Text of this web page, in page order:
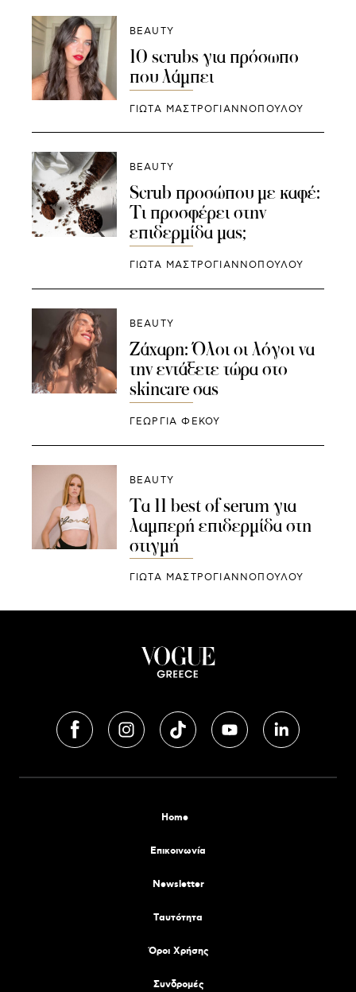
BEAUTY
10 scrubs για πρόσωπο
που λάμπει
ΓΙΩΤΑ ΜΑΣΤΡΟΓΙΑΝΝΟΠΟΥΛΟΥ
BEAUTY
Scrub προσώπου με καφέ:
Τι προσφέρει στην
επιδερμίδα μας;
ΓΙΩΤΑ ΜΑΣΤΡΟΓΙΑΝΝΟΠΟΥΛΟΥ
BEAUTY
Ζάχαρη: Όλοι οι λόγοι να
την εντάξετε τώρα στο
skincare σας
ΓΕΩΡΓΙΑ ΦΕΚΟΥ
BEAUTY
Τα 11 best of serum για
λαμπερή επιδερμίδα στη
στιγμή
ΓΙΩΤΑ ΜΑΣΤΡΟΓΙΑΝΝΟΠΟΥΛΟΥ
Home
Επικοινωνία
Newsletter
Tαυτότητα
Όροι Χρήσης
Συνδρομές